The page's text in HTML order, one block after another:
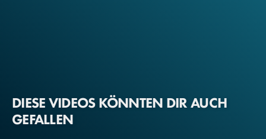
DIESE VIDEOS KÖNNTEN DIR AUCH
GEFALLEN